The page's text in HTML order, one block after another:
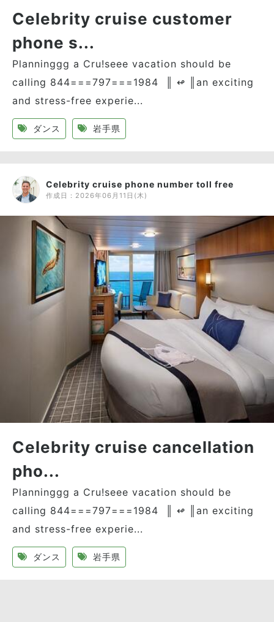
Celebrity cruise customer
phone s...
Planninggg a Cru!seee vacation should be
calling 844===797===1984 ║ ↫ ║an exciting
and stress-free experie...
ダンス 岩手県
Celebrity cruise phone number toll free
作成日： 2026年06月11日(木)
Celebrity cruise cancellation
pho...
Planninggg a Cru!seee vacation should be
calling 844===797===1984 ║ ↫ ║an exciting
and stress-free experie...
ダンス 岩手県